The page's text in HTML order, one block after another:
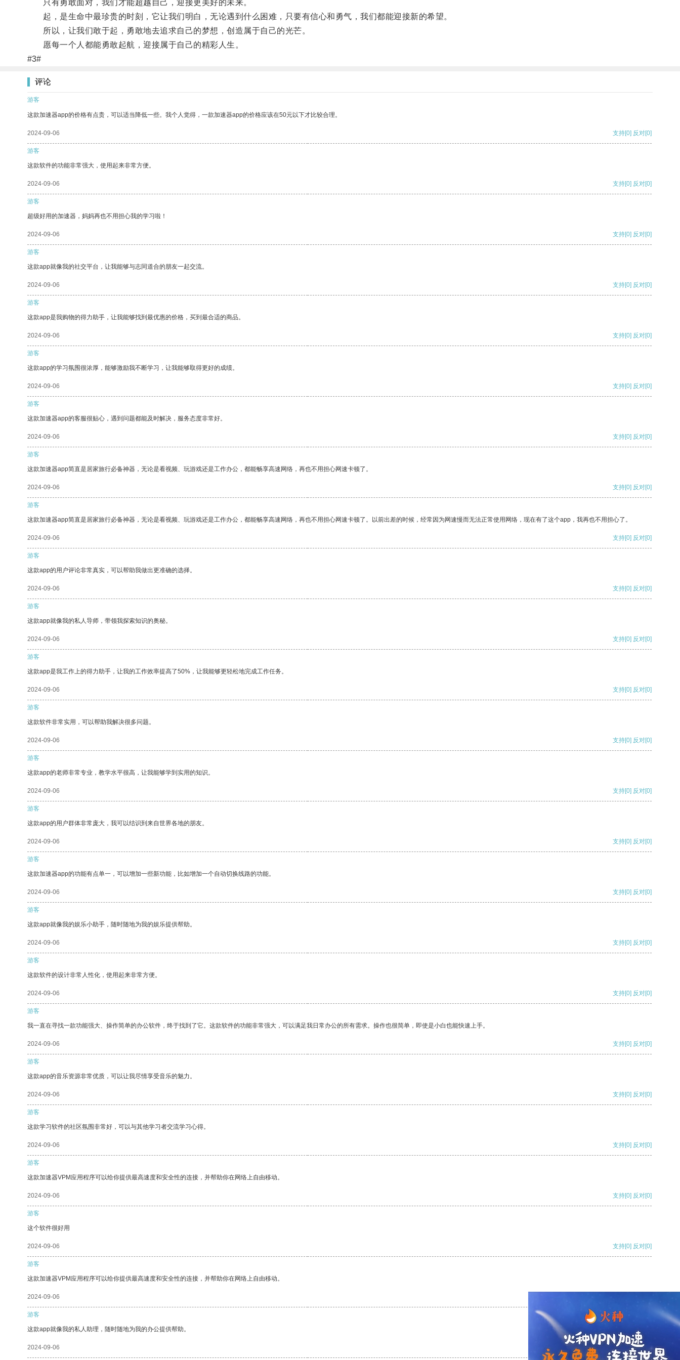
只有勇敢面对，我们才能超越自己，迎接更美好的未来。
起，是生命中最珍贵的时刻，它让我们明白，无论遇到什么困难，只要有信心和勇气，我们都能迎接新的希望。
所以，让我们敢于起，勇敢地去追求自己的梦想，创造属于自己的光芒。
愿每一个人都能勇敢起航，迎接属于自己的精彩人生。
#3#
评论
游客
这款加速器app的价格有点贵，可以适当降低一些。我个人觉得，一款加速器app的价格应该在50元以下才比较合理。
2024-09-06 支持[0] 反对[0]
游客
这款软件的功能非常强大，使用起来非常方便。
2024-09-06 支持[0] 反对[0]
游客
超级好用的加速器，妈妈再也不用担心我的学习啦！
2024-09-06 支持[0] 反对[0]
游客
这款app就像我的社交平台，让我能够与志同道合的朋友一起交流。
2024-09-06 支持[0] 反对[0]
游客
这款app是我购物的得力助手，让我能够找到最优惠的价格，买到最合适的商品。
2024-09-06 支持[0] 反对[0]
游客
这款app的学习氛围很浓厚，能够激励我不断学习，让我能够取得更好的成绩。
2024-09-06 支持[0] 反对[0]
游客
这款加速器app的客服很贴心，遇到问题都能及时解决，服务态度非常好。
2024-09-06 支持[0] 反对[0]
游客
这款加速器app简直是居家旅行必备神器，无论是看视频、玩游戏还是工作办公，都能畅享高速网络，再也不用担心网速卡顿了。
2024-09-06 支持[0] 反对[0]
游客
这款加速器app简直是居家旅行必备神器，无论是看视频、玩游戏还是工作办公，都能畅享高速网络，再也不用担心网速卡顿了。以前出差的时候，经常因为网速慢而无法正常使用网络，现在有了这个app，我再也不用担心了。
2024-09-06 支持[0] 反对[0]
游客
这款app的用户评论非常真实，可以帮助我做出更准确的选择。
2024-09-06 支持[0] 反对[0]
游客
这款app就像我的私人导师，带领我探索知识的奥秘。
2024-09-06 支持[0] 反对[0]
游客
这款app是我工作上的得力助手，让我的工作效率提高了50%，让我能够更轻松地完成工作任务。
2024-09-06 支持[0] 反对[0]
游客
这款软件非常实用，可以帮助我解决很多问题。
2024-09-06 支持[0] 反对[0]
游客
这款app的老师非常专业，教学水平很高，让我能够学到实用的知识。
2024-09-06 支持[0] 反对[0]
游客
这款app的用户群体非常庞大，我可以结识到来自世界各地的朋友。
2024-09-06 支持[0] 反对[0]
游客
这款加速器app的功能有点单一，可以增加一些新功能，比如增加一个自动切换线路的功能。
2024-09-06 支持[0] 反对[0]
游客
这款app就像我的娱乐小助手，随时随地为我的娱乐提供帮助。
2024-09-06 支持[0] 反对[0]
游客
这款软件的设计非常人性化，使用起来非常方便。
2024-09-06 支持[0] 反对[0]
游客
我一直在寻找一款功能强大、操作简单的办公软件，终于找到了它。这款软件的功能非常强大，可以满足我日常办公的所有需求。操作也很简单，即使是小白也能快速上手。
2024-09-06 支持[0] 反对[0]
游客
这款app的音乐资源非常优质，可以让我尽情享受音乐的魅力。
2024-09-06 支持[0] 反对[0]
游客
这款学习软件的社区氛围非常好，可以与其他学习者交流学习心得。
2024-09-06 支持[0] 反对[0]
游客
这款加速器VPM应用程序可以给你提供最高速度和安全性的连接，并帮助你在网络上自由移动。
2024-09-06 支持[0] 反对[0]
游客
这个软件很好用
2024-09-06 支持[0] 反对[0]
游客
这款加速器VPM应用程序可以给你提供最高速度和安全性的连接，并帮助你在网络上自由移动。
2024-09-06
游客
这款app就像我的私人助理，随时随地为我的办公提供帮助。
2024-09-06 支持 [0] 反对 [0]